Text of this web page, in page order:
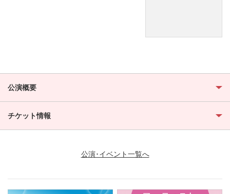
公演概要
チケット情報
公演･イベント一覧へ